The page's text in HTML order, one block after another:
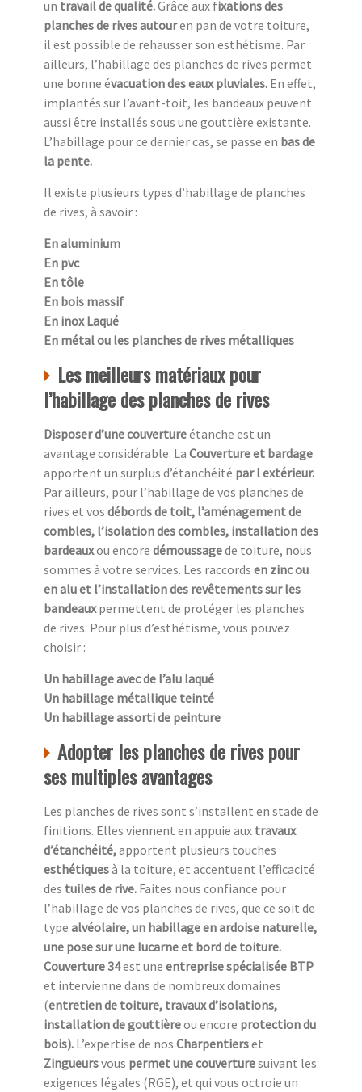
un travail de qualité.Grâce aux fixations des
planches de rives autouren pan de votre toiture,
il est possible de rehausser son esthétisme. Par
ailleurs, l’habillage des planches de rives permet
une bonne évacuation des eaux pluviales. En effet,
implantés sur l’avant-toit, les bandeaux peuvent
aussi être installés sous une gouttière existante.
L’habillage pour ce dernier cas, se passe en bas de
la pente.
Il existe plusieurs types d’habillage de planches
de rives, à savoir :
En aluminium
En pvc
En tôle
En bois massif
En inox Laqué
En métal ou les planches de rives métalliques
Les meilleurs matériaux pour
l’habillage des planches de rives
Disposer d’une couvertureétanche est un
avantage considérable. La Couverture et bardage
apportent un surplus d’étanchéité par l extérieur.
Par ailleurs, pour l’habillage de vos planches de
rives et vos débords de toit, l’aménagement de
combles, l’isolation des combles, installation des
bardeauxou encore démoussagede toiture, nous
sommes à votre services. Les raccords en zinc ou
en alu et l’installation des revêtements sur les
bandeauxpermettent de protéger les planches
de rives. Pour plus d’esthétisme, vous pouvez
choisir :
Un habillage avec de l’alu laqué
Un habillage métallique teinté
Un habillage assorti de peinture
Adopter les planches de rives pour
ses multiples avantages
Les planches de rives sont s’installent en stade de
finitions. Elles viennent en appuie aux travaux
d’étanchéité,apportent plusieurs touches
esthétiquesà la toiture, et accentuent l’efficacité
des tuiles de rive. Faites nous confiance pour
l’habillage de vos planches de rives, que ce soit de
type alvéolaire, un habillage en ardoise naturelle,
une pose sur une lucarne et bord de toiture.
Couverture 34est une entreprise spécialisée BTP
et intervienne dans de nombreux domaines
(entretien de toiture, travaux d’isolations,
installation de gouttièreou encore protection du
bois). L’expertise de nos Charpentierset
Zingueursvous permet une couverturesuivant les
exigences légales (RGE), et qui vous octroie un